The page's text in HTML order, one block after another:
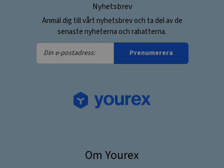
Nyhetsbrev
Anmäl dig till vårt nyhetsbrev och ta del av de
senaste nyheterna och rabatterna.
Din
e-
Prenumerera
Om Yourex